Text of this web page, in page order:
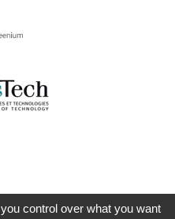
control over what you want